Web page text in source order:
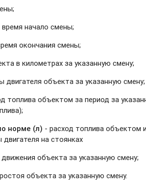
начало смены;
окончания смены;
в километрах за указанную смену;
двигателя объекта за указанную смену;
топлива объектом за период за
норме (л) - расход топлива объектом
на стоянках
объекта за указанную смену;
объекта за указанную смену.